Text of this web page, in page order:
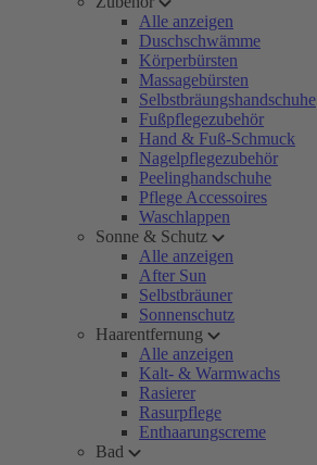
Alle anzeigen
Duschschwämme
Körperbürsten
Massagebürsten
Selbstbräungshandschuhe
Fußpflegezubehör
Hand & Fuß-Schmuck
Nagelpflegezubehör
Peelinghandschuhe
Pflege Accessoires
Waschlappen
Sonne & Schutz
Alle anzeigen
After Sun
Selbstbräuner
Sonnenschutz
Haarentfernung
Alle anzeigen
Kalt- & Warmwachs
Rasierer
Rasurpflege
Enthaarungscreme
Bad